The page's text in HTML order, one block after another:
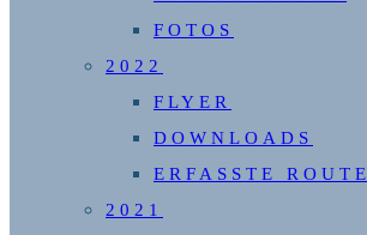
FOTOS
2022
FLYER
DOWNLOADS
ERFASSTE ROUTE
2021